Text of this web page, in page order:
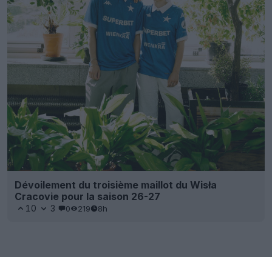
Dévoilement du troisième maillot du Wisła
Cracovie pour la saison 26-27
10 3 0 219 8h